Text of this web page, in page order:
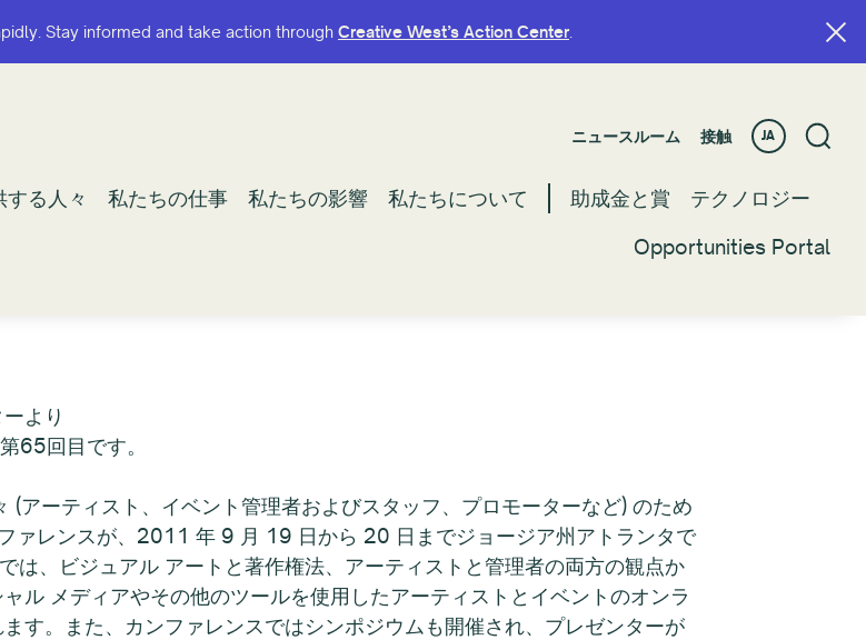
Stay informed and take action through Creative West’s Action Center.
ニュースルーム 接触 JA
る人々 私たちの仕事 私たちの影響 私たちについて 助成金と賞
テクノロジー
Opportunities Portal
Stay informed and take action through Creative West’s Action Center.
ニュースルーム 接触 JA
る人々 私たちの仕事 私たちの影響 私たちについて 助成金と賞
テクノロジー
Opportunities Portal
より
65回目です。
(アーティスト、イベント管理者およびスタッフ、プロモーターなど) のため
ァレンスが、2011 年 9 月 19 日から 20 日までジョージア州アトランタで
は、ビジュアル アートと著作権法、アーティストと管理者の両方の観点か
ル メディアやその他のツールを使用したアーティストとイベントのオンラ
す。また、カンファレンスではシンポジウムも開催され、プレゼンターが